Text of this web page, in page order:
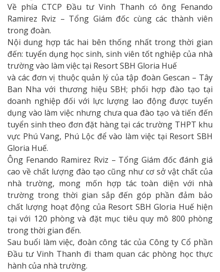
Về phía CTCP Đầu tư Vinh Thanh có ông Fenando
Ramirez Rviz – Tổng Giám đốc cùng các thành viên
trong đoàn.
Nội dung hợp tác hai bên thống nhất trong thời gian
đến: tuyển dụng học sinh, sinh viên tốt nghiệp của nhà
trường vào làm việc tại Resort SBH Gloria Huế
và các đơn vị thuộc quản lý của tập đoàn Gescan – Tây
Ban Nha với thương hiệu SBH; phối hợp đào tạo tại
doanh nghiệp đối với lực lượng lao động được tuyển
dụng vào làm việc nhưng chưa qua đào tạo và tiến đến
tuyển sinh theo đơn đặt hàng tại các trường THPT khu
vực Phú Vang, Phú Lộc để vào làm việc tại Resort SBH
Gloria Huế.
Ông Fenando Ramirez Rviz – Tổng Giám đốc đánh giá
cao về chất lượng đào tạo cũng như cơ sở vật chất của
nhà trường, mong mốn hợp tác toàn diện với nhà
trường trong thời gian sắp đến góp phần đảm bảo
chất lượng hoạt động của Resort SBH Gloria Huế hiện
tại với 120 phòng và đặt mục tiêu quy mô 800 phòng
trong thời gian đến.
Sau buổi làm việc, đoàn công tác của Công ty Cổ phần
Đầu tư Vinh Thanh đi tham quan các phòng học thực
hành của nhà trường.